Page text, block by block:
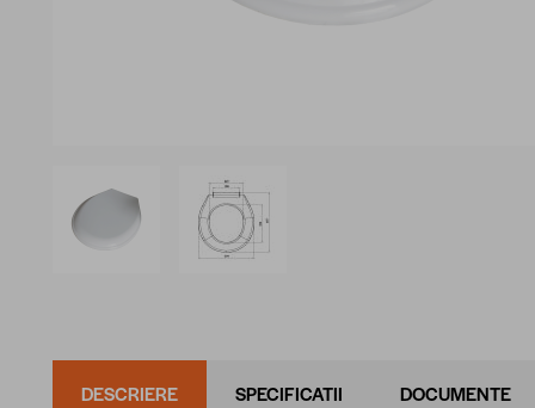
View larger imageView larger image
DESCRIERE SPECIFICATII DOCUMENTE